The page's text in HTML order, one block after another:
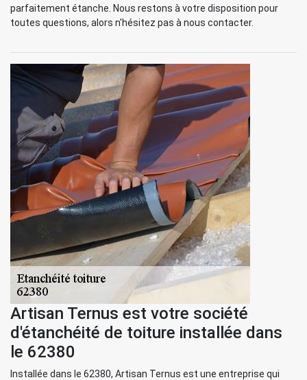
parfaitement étanche. Nous restons à votre disposition pour
toutes questions, alors n'hésitez pas à nous contacter.
Artisan Ternus est votre société
d'étanchéité de toiture installée dans
le 62380
Installée dans le 62380, Artisan Ternus est une entreprise qui